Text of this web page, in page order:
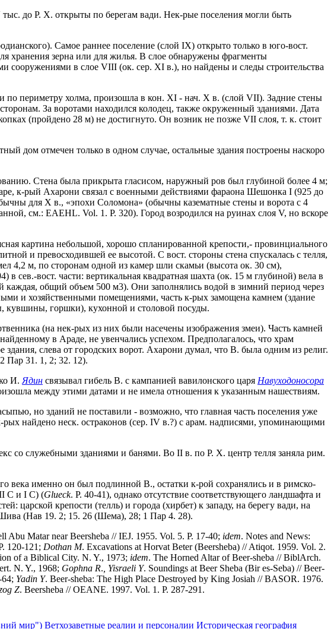
до Р. Х. открыты по берегам вади. Нек-рые поселения могли быть
Самое раннее поселение (слой IX) открыто только в юго-вост.
хранения зерна или для жилья. В слое обнаружены фрагменты
в слое VIII (ок. сер. XI в.), но найдены и следы строительства
по периметру холма, произошла в кон. XI - нач. X в. (слой VII). Задние стены
За воротами находился колодец, также окруженный зданиями. Дата
(пройдено 28 м) не достигнуто. Он возник не позже VII слоя, т. к. стоит
дом отмечен только в одном случае, остальные здания построены наскоро
Стена была прикрыта гласисом, наружный ров был глубиной более 4 м;
к-рый Ахарони связал с военными действиями фараона Шешонка I (925 до
для Х в., «эпохи Соломона» (обычны казематные стены и ворота с 4
см.: EAEHL. Vol. 1. P. 320). Город возродился на руинах слоя V, но вскоре
картина небольшой, хорошо спланированной крепости,- провинциального
и превосходившей ее высотой. С вост. стороны стена спускалась с телля,
4,2 м, по сторонам одной из камер шли скамьи (высота ок. 30 см),
сев.-вост. части: вертикальная квадратная шахта (ок. 15 м глубиной) вела в
каждая, общий объем 500 м3). Они заполнялись водой в зимний период через
и хозяйственными помещениями, часть к-рых замощена камнем (здание
кувшины, горшки), кухонной и столовой посуды.
(на нек-рых из них были насечены изображения змеи). Часть камней
в Араде, не увенчались успехом. Предполагалось, что храм
здания, слева от городских ворот. Ахарони думал, что В. была одним из религ.
Пар 31. 1, 2; 32. 12).
И. Ядин связывал гибель В. с кампанией вавилонского царя Навуходоносора
между этими датами и не имела отношения к указанным нашествиям.
но зданий не поставили - возможно, что главная часть поселения уже
найдено неск. остраконов (сер. IV в.?) с арам. надписями, упоминающими
со служебными зданиями и банями. Во II в. по Р. Х. центр телля заняла рим.
века именно он был подлинной В., остатки к-рой сохранялись и в римско-
C и I C) (Glueck. P. 40-41), однако отсутствие соответствующего ландшафта и
царской крепости (телль) и города (хирбет) к западу, на берегу вади, на
(Нав 19. 2; 15. 26 (Шема), 28; 1 Пар 4. 28).
Abu Matar near Beersheba // IEJ. 1955. Vol. 5. P. 17-40; idem. Notes and News:
120-121; Dothan M. Excavations at Horvat Beter (Beersheba) // Atiqot. 1959. Vol. 2.
of a Biblical City. N. Y., 1973; idem. The Horned Altar of Beer-sheba // BiblArch.
N. Y., 1968; Gophna R. Yisraeli Y. Soundings at Beer Sheba (Bir es-Seba) // Beer-
Yadin Y. Beer-sheba: The High Place Destroyed by King Josiah // BASOR. 1976.
Z. Beersheba // OEANE. 1997. Vol. 1. P. 287-291.
мир") Ветхозаветные реалии и персоналии Историческая география